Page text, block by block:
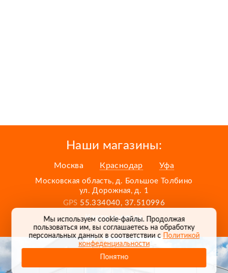
Наши магазины:
Москва Краснодар Уфа
Московская область, д. Большое Толбино
ул. Дорожная, д. 1
GPS 55.334040, 37.510996
Карта проезда
Мы используем cookie-файлы. Продолжая
пользоваться им, вы соглашаетесь на обработку
персональных данных в соответствии сПолитикой
конфеденциальности
Понятно